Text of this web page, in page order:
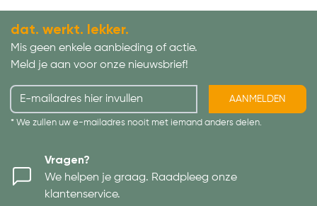
dat. werkt. lekker.
Mis geen enkele aanbieding of actie.
Meld je aan voor onze nieuwsbrief!
AANMELDEN
* We zullen uw e-mailadres nooit met iemand anders delen.
Vragen?
We helpen je graag. Raadpleeg onze
klantenservice.